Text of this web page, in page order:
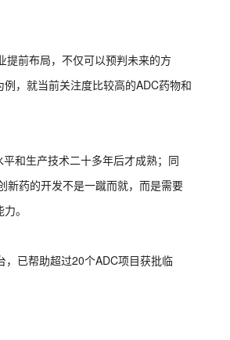
提前布局，不仅可以预判未来的方
，就当前关注度比较高的ADC药物和
和生产技术二十多年后才成熟；同
新药的开发不是一蹴而就，而是需要
。
，已帮助超过20个ADC项目获批临